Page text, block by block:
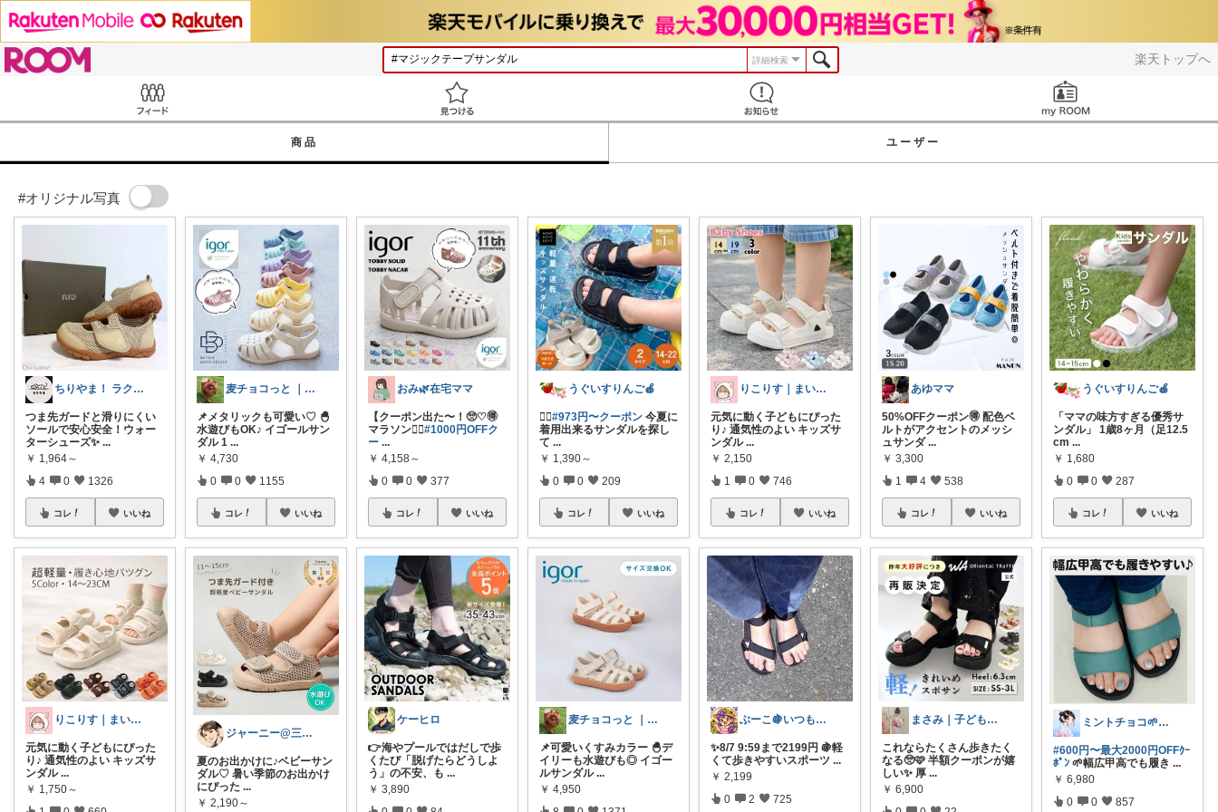
楽天トップへ
詳細検索
商品 ユーザー
#オリジナル写真
ちりやま！ ラク×便利グッズ🫧
つま先ガードと滑りにくい
ソールで安心安全！ウォー
ターシューズ✨ ...
￥ 1,964～
4 0 1326
コレ いいね
りこりす｜まいにちを楽しく♡
元気に動く子どもにぴった
り♪ 通気性のよい キッズサ
ンダル...
￥ 1,750～
麦チョコっと ｜ キッズ＆ベビー 夏
📌メタリックも可愛い♡ 🐣
水遊びもOK♪ イゴールサン
ダル 1 ...
￥ 4,730
0 0 1155
コレ いいね
ジャーニー@三兄弟ママ
夏のお出かけに♪ベビーサン
ダル♡ 暑い季節のお出かけ
にぴった ...
￥ 2,190～
おみ🌿在宅ママ
【クーポン出た〜！🥺♡🉐
マラソン🏃‍♀️#1000円OFFク
ー ...
￥ 4,158～
0 0 377
コレ いいね
ケーヒロ
👉海やプールではだしで歩
くたび「脱げたらどうしよ
う」の不安、も ...
￥ 3,890
うぐいすりんご🍎
❤️‍🔥#973円〜クーポン 今夏に
着用出来るサンダルを探し
て ...
￥ 1,390～
0 0 209
コレ いいね
麦チョコっと ｜ キッズ＆ベビー 夏
📌可愛いくすみカラー 🐣デ
イリーも水遊びも◎ イゴー
ルサンダル ...
￥ 4,950
りこりす｜まいにちを楽しく♡
元気に動く子どもにぴった
り♪ 通気性のよい キッズサ
ンダル...
￥ 2,150
1 0 746
コレ いいね
ぶーこ🍇いつもありがとう😊
✨8/7 9:59まで2199円 🍇軽
くて歩きやすいスポーツ ...
￥ 2,199
0 2 725
あゆママ
50%OFFクーポン🉐 配色ベ
ルトがアクセントのメッシ
ュサンダ ...
￥ 3,300
1 4 538
コレ いいね
まさみ｜子ども服・水着・季節グッズ🫶
これならたくさん歩きたく
なる🥺🩷 半額クーポンが嬉
しい✨ 厚 ...
￥ 6,900
うぐいすりんご🍎
「ママの味方すぎる優秀サ
ンダル」 1歳8ヶ月（足12.5
cm ...
￥ 1,680
0 0 287
コレ いいね
ミントチョコ🌱いつもありがとう
#600円〜最大2000円OFFｸｰ
ﾎﾟﾝ 🌱幅広甲高でも履き ...
￥ 6,980
0 0 857